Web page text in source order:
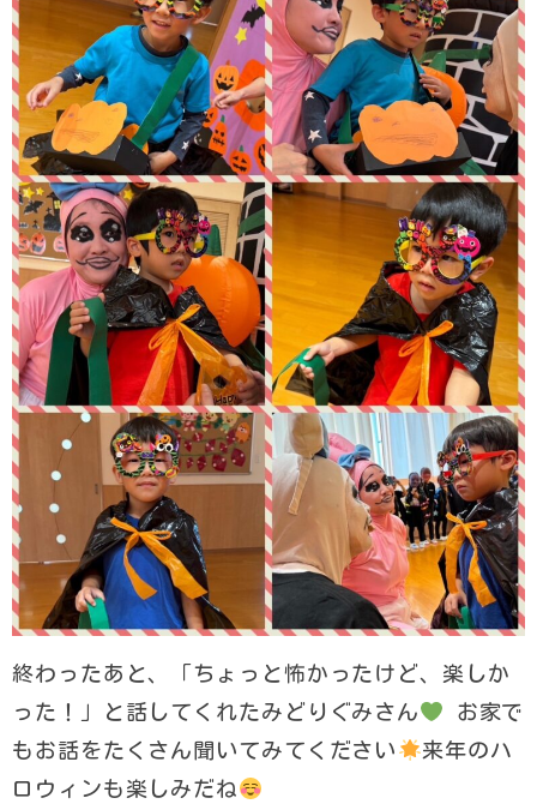
終わったあと、「ちょっと怖かったけど、楽しか
った！」と話してくれたみどりぐみさん
お家で
もお話をたくさん聞いてみてください
来年のハ
ロウィンも楽しみだね